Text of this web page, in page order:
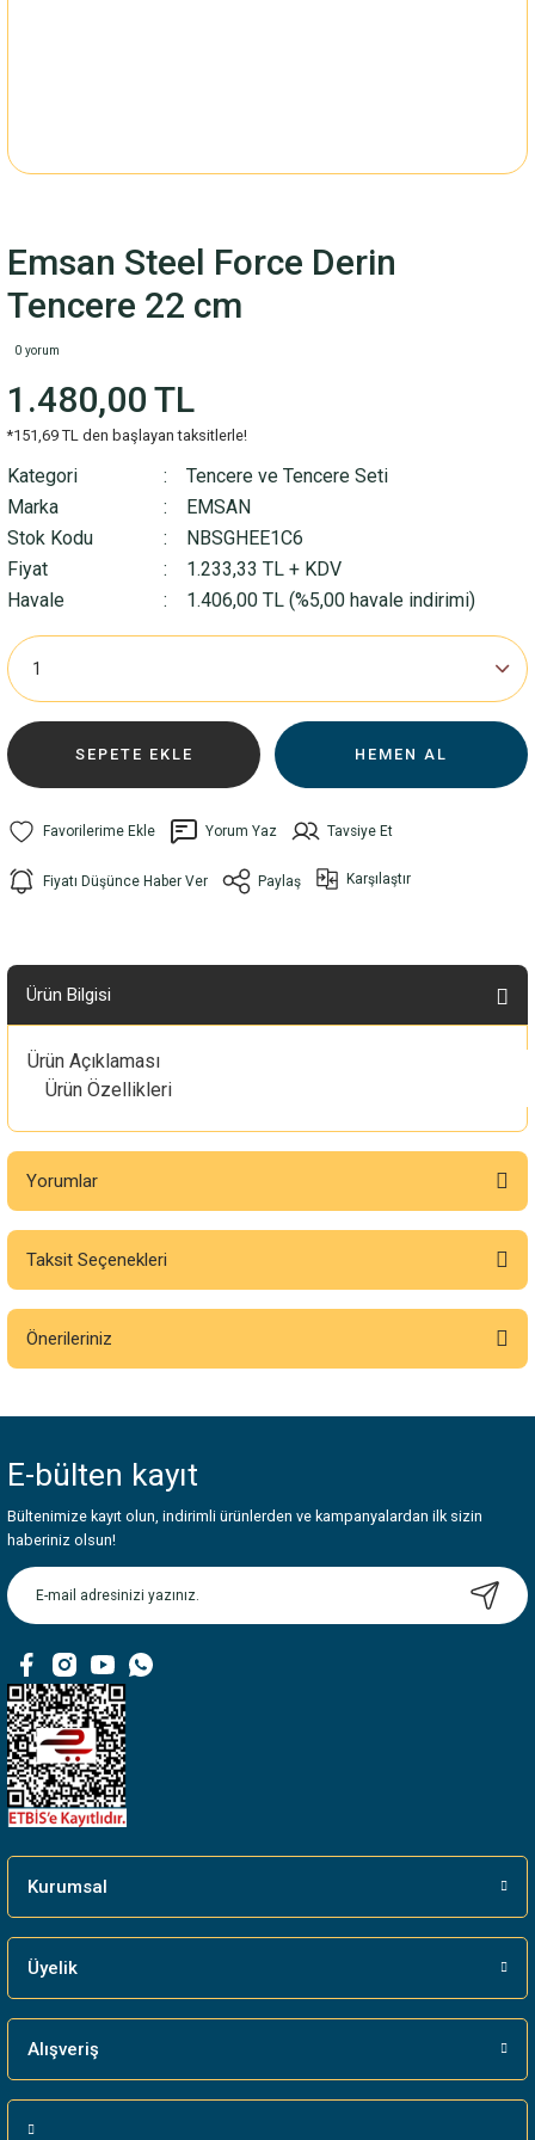
Emsan Steel Force Derin
Tencere 22 cm
0 yorum
1.480,00 TL
*151,69 TL den başlayan taksitlerle!
Kategori
Tencere ve Tencere Seti
Marka
EMSAN
Stok Kodu
NBSGHEE1C6
Fiyat
1.233,33 TL + KDV
Havale
1.406,00 TL (%5,00 havale indirimi)
SEPETE EKLE HEMEN AL
Yorum Yaz Tavsiye Et
Fiyatı Düşünce Haber Ver Paylaş Karşılaştır
Ürün Bilgisi
Ürün Açıklaması
Ürün Özellikleri
Yorumlar
Bu ürüne ilk yorumu siz yapın!
Taksit Seçenekleri
Önerileriniz
Görüş ve önerileriniz için teşekkür ederiz.
Ürün resmi kalitesiz, bozuk veya görüntülenemiyor.
Ürün açıklamasında eksik bilgiler bulunuyor.
Ürün bilgilerinde hatalar bulunuyor.
Bu ürüne benzer farklı alternatifler olmalı.
E-bülten kayıt
Bültenimize kayıt olun, indirimli ürünlerden ve kampanyalardan ilk sizin
haberiniz olsun!
Kurumsal
Üyelik
Alışveriş